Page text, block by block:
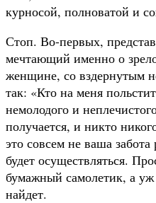
курносой, полноватой и
Стоп. Во-первых,
мечтающий именно о
женщине, со вздернутым
так: «Кто на меня
немолодого и
получается, и никто
это совсем не ваша
будет осуществляться.
бумажный самолетик, а уж
найдет.